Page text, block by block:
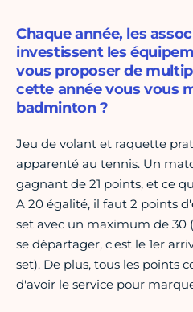
Chaque année, les
investissent les
vous proposer de
cette année vous vous
badminton ?
Jeu de volant et raquette
apparenté au tennis. Un
gagnant de 21 points, et ce
A 20 égalité, il faut 2 points
set avec un maximum de 30
se départager, c'est le 1er
set). De plus, tous les points
d'avoir le service pour